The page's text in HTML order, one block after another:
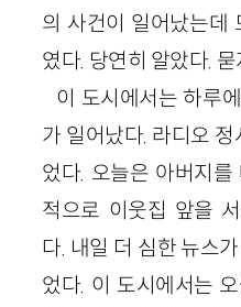
의 사건이 일어났는데
였다. 당연히 알았다.
이 도시에서는 하루
가 일어났다. 라디오
었다. 오늘은 아버지
적으로 이웃집 앞을
다. 내일 더 심한 뉴스
었다. 이 도시에서는